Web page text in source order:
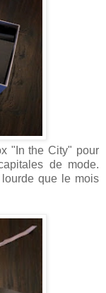
"In the City" pour
de mode.
que le mois